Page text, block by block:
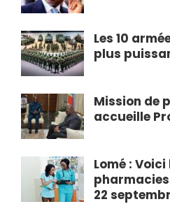
Les 10
plus
Mission de
accueille
Lomé :
22